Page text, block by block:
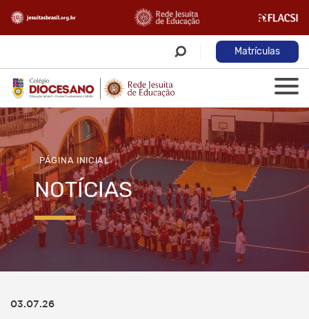
Matrículas
PÁGINA INICIAL
NOTÍCIAS
03.07.26